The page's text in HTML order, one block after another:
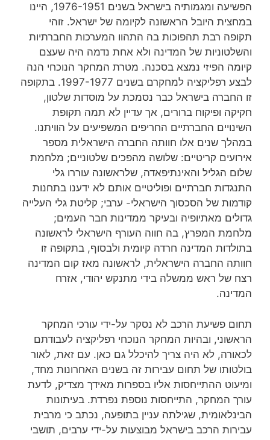
הפשיעה ומגמותיה בישראל בשנים 1976-1951, היינו
במחצית היובל הראשונה לקיומה של ישראל. זוהי
תקופה רבת תהפוכות בה התהוו המערכות החברתיות
והשלטוניות של המדינה ולא אחת נדמה היה שעצם
קיומה הפיזי נמצא בסכנה. מטרת המחקר הנוכחי הנה
לבצע רפליקציה למחקרם בשנים 1997-1977. בתקופה
זו החברה בישראל כבר נסמכת על מוסדות שלטון,
חקיקה ופיקוח ברורים, אך עדיין לא תמה תקופת
השינויים החברתיים החריפים המשפיעים על הוויתנו.
במהלך שנים אלו חוותה החברה הישראלית מספר
אירועים קריטיים: שלושה מהפכים שלטוניים; מלחמת
שלום הגליל והאינתיפאדה, שלראשונה עוררו גלי
התנגדות חברתיים ופוליטיים אותם לא ידענו בתחנות
קודמות של הסכסוך הישראלי- ערבי; קליטת גלי העלייה
גדולים מאתיופיה ובעיקר ממדינות חבר העמים;
מלחמת המפרץ, בה חווה העורף הישראלי לראשונה
בתולדות המדינה חרדה קיומית ולבסוף, בתקופה זו
חוותה החברה הישראלית, לראשונה מאז קום המדינה
רצח של ראש ממשלה בידי מתנקש יהודי, אזרח
המדינה.
תחום פשיעת הרכב לא נסקר על-ידי עורכי המחקר
הראשוני, ובהיות המחקר הנוכחי רפליקציה לעבודתם
לכאורה, לא היה צריך להיכלל גם כאן. עם זאת, לאור
בולטותו של תחום עבירות זה בשנים האחרונות מחד,
ומיעוט ההתייחסות אליו בספרות מאידך מצדיק, לדעת
עורך המחקר, התייחסות נוספת נפרדת. בעיתונות
הבינלאומית, שגילתה עניין בתופעה, נכתב כי מרבית
עבירות הרכב בישראל מבוצעות על-ידי ערבים, תושבי